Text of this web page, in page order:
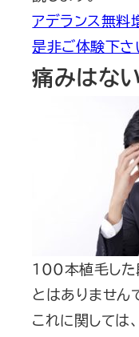
アデランス無料
是非ご体験下さ
痛みはな
100本植毛した
とはありません
これに関しては